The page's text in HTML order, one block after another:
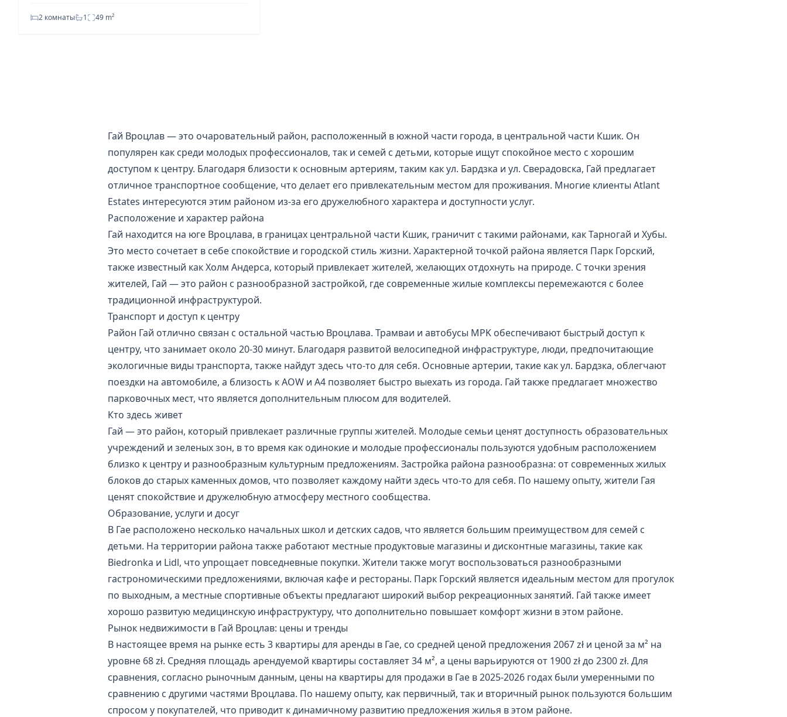
2 комнаты 1 49 m²
Гай Вроцлав — это очаровательный район, расположенный в южной части города, в центральной части Кшик. Он
популярен как среди молодых профессионалов, так и семей с детьми, которые ищут спокойное место с хорошим
доступом к центру. Благодаря близости к основным артериям, таким как ул. Бардзка и ул. Сверадовска, Гай предлагает
отличное транспортное сообщение, что делает его привлекательным местом для проживания. Многие клиенты Atlant
Estates интересуются этим районом из-за его дружелюбного характера и доступности услуг.
Расположение и характер района
Гай находится на юге Вроцлава, в границах центральной части Кшик, граничит с такими районами, как Тарногай и Хубы.
Это место сочетает в себе спокойствие и городской стиль жизни. Характерной точкой района является Парк Горский,
также известный как Холм Андерса, который привлекает жителей, желающих отдохнуть на природе. С точки зрения
жителей, Гай — это район с разнообразной застройкой, где современные жилые комплексы перемежаются с более
традиционной инфраструктурой.
Транспорт и доступ к центру
Район Гай отлично связан с остальной частью Вроцлава. Трамваи и автобусы MPK обеспечивают быстрый доступ к
центру, что занимает около 20-30 минут. Благодаря развитой велосипедной инфраструктуре, люди, предпочитающие
экологичные виды транспорта, также найдут здесь что-то для себя. Основные артерии, такие как ул. Бардзка, облегчают
поездки на автомобиле, а близость к AOW и A4 позволяет быстро выехать из города. Гай также предлагает множество
парковочных мест, что является дополнительным плюсом для водителей.
Кто здесь живет
Гай — это район, который привлекает различные группы жителей. Молодые семьи ценят доступность образовательных
учреждений и зеленых зон, в то время как одинокие и молодые профессионалы пользуются удобным расположением
близко к центру и разнообразным культурным предложениям. Застройка района разнообразна: от современных жилых
блоков до старых каменных домов, что позволяет каждому найти здесь что-то для себя. По нашему опыту, жители Гая
ценят спокойствие и дружелюбную атмосферу местного сообщества.
Образование, услуги и досуг
В Гае расположено несколько начальных школ и детских садов, что является большим преимуществом для семей с
детьми. На территории района также работают местные продуктовые магазины и дисконтные магазины, такие как
Biedronka и Lidl, что упрощает повседневные покупки. Жители также могут воспользоваться разнообразными
гастрономическими предложениями, включая кафе и рестораны. Парк Горский является идеальным местом для прогулок
по выходным, а местные спортивные объекты предлагают широкий выбор рекреационных занятий. Гай также имеет
хорошо развитую медицинскую инфраструктуру, что дополнительно повышает комфорт жизни в этом районе.
Рынок недвижимости в Гай Вроцлав: цены и тренды
В настоящее время на рынке есть 3 квартиры для аренды в Гае, со средней ценой предложения 2067 zł и ценой за м² на
уровне 68 zł. Средняя площадь арендуемой квартиры составляет 34 м², а цены варьируются от 1900 zł до 2300 zł. Для
сравнения, согласно рыночным данным, цены на квартиры для продажи в Гае в 2025-2026 годах были умеренными по
сравнению с другими частями Вроцлава. По нашему опыту, как первичный, так и вторичный рынок пользуются большим
спросом у покупателей, что приводит к динамичному развитию предложения жилья в этом районе.